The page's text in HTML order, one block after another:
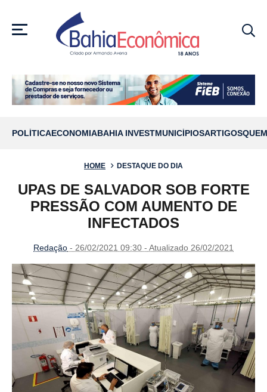
MENU
POLÍTICAECONOMIABAHIA INVESTMUNICÍPIOSARTIGOS
HOME DESTAQUE DO DIA
UPAS DE SALVADOR SOB FORTE
PRESSÃO COM AUMENTO DE
INFECTADOS
Redação - 26/02/2021 09:30 - Atualizado 26/02/2021